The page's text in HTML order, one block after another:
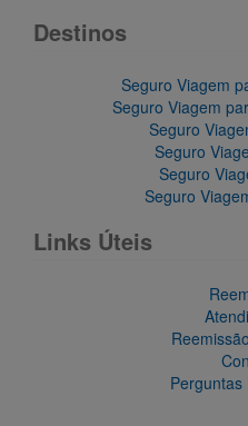
Destinos
Seguro Viagem
Seguro Viagem
Seguro
Seguro
Seguro
Seguro
Links Úteis